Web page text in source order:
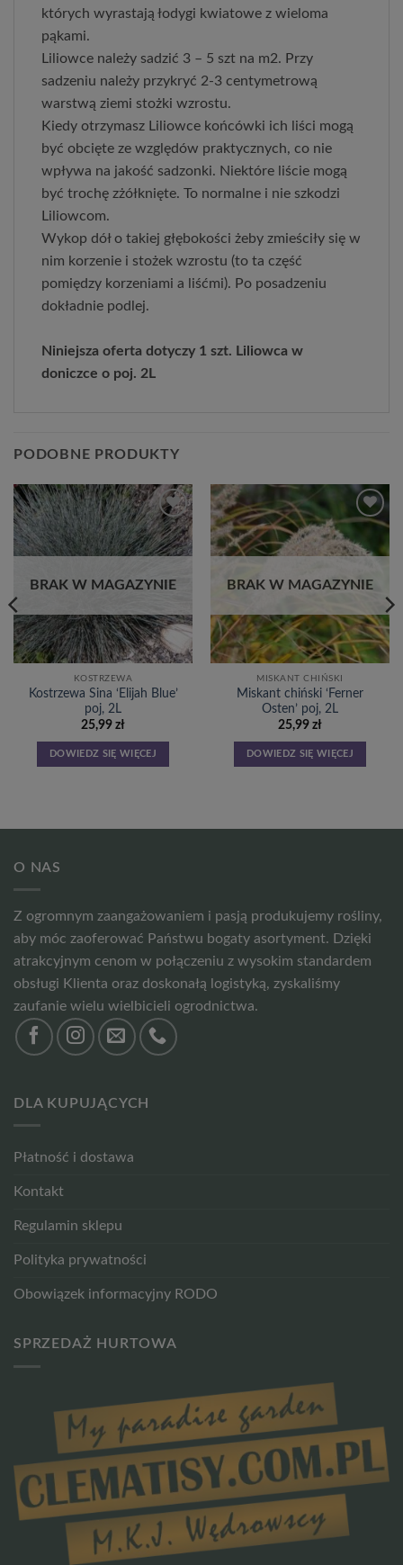
których wyrastają łodygi kwiatowe z wieloma
pąkami.
Liliowce należy sadzić 3 – 5 szt na m2. Przy
sadzeniu należy przykryć 2-3 centymetrową
warstwą ziemi stożki wzrostu.
Kiedy otrzymasz Liliowce końcówki ich liści mogą
być obcięte ze względów praktycznych, co nie
wpływa na jakość sadzonki. Niektóre liście mogą
być trochę zżółknięte. To normalne i nie szkodzi
Liliowcom.
Wykop dół o takiej głębokości żeby zmieściły się w
nim korzenie i stożek wzrostu (to ta część
pomiędzy korzeniami a liśćmi). Po posadzeniu
dokładnie podlej.
Niniejsza oferta dotyczy 1 szt. Liliowca w
doniczce o poj. 2L
PODOBNE PRODUKTY
Dodaj
do
listy
BRAK W MAGAZYNIE
KOSTRZEWA
Kostrzewa Sina ‘Elijah Blue’
poj, 2L
25,99 zł
DOWIEDZ SIĘ WIĘCEJ
do
listy
BRAK W MAGAZYNIE
MISKANT CHIŃSKI
Miskant chiński ‘Ferner
Osten’ poj, 2L
25,99 zł
DOWIEDZ SIĘ WIĘCEJ
O NAS
Z ogromnym zaangażowaniem i pasją produkujemy rośliny,
aby móc zaoferować Państwu bogaty asortyment. Dzięki
atrakcyjnym cenom w połączeniu z wysokim standardem
obsługi Klienta oraz doskonałą logistyką, zyskaliśmy
zaufanie wielu wielbicieli ogrodnictwa.
DLA KUPUJĄCYCH
Płatność i dostawa
Kontakt
Regulamin sklepu
Polityka prywatności
Obowiązek informacyjny RODO
SPRZEDAŻ HURTOWA